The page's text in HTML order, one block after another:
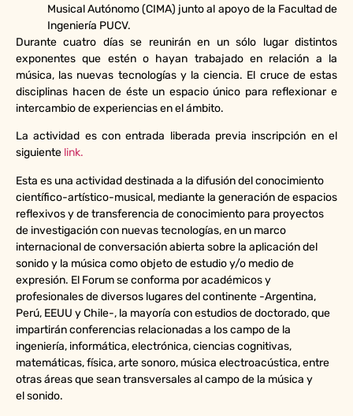
Musical Autónomo (CIMA) junto al apoyo de la Facultad de
Ingeniería PUCV.
Durante cuatro días se reunirán en un sólo lugar distintos
exponentes que estén o hayan trabajado en relación a la
música, las nuevas tecnologías y la ciencia. El cruce de estas
disciplinas hacen de éste un espacio único para reflexionar e
intercambio de experiencias en el ámbito.
La actividad es con entrada liberada previa inscripción en el
siguiente link.
Esta es una actividad destinada a la difusión del conocimiento
científico-artístico-musical, mediante la generación de espacios
reflexivos y de transferencia de conocimiento para proyectos
de investigacióncon nuevas tecnologías, en un marco
internacional de conversaciónabierta sobre la aplicación del
sonido y la música como objeto de estudio y/o mediode
expresión. El Forum se conforma por académicos y
profesionales de diversos lugares del continente -Argentina,
Perú, EEUU y Chile-, la mayoría con estudios dedoctorado, que
impartirán conferencias relacionadas a los campo de la
ingeniería, informática, electrónica, ciencias cognitivas,
matemáticas, física, arte sonoro, música electroacústica, entre
otras áreas que sean transversales al campo de la música y
elsonido.